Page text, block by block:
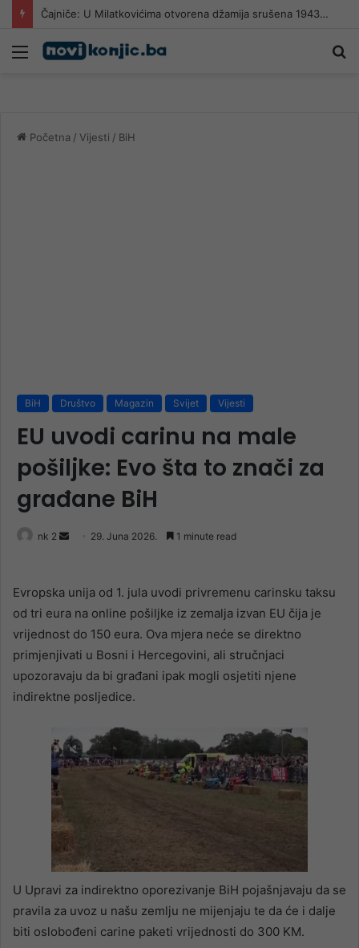
Čajniče: U Milatkovićima otvorena džamija srušena 1943. godine
Meni
Početna / Vijesti / BiH
BiH Društvo Magazin Svijet Vijesti
EU uvodi carinu na male
pošiljke: Evo šta to znači za
građane BiH
nk 2
Send 29. Juna 2026. 1 minute read
Evropska unija od 1. jula uvodi privremenu carinsku taksu
od tri eura na online pošiljke iz zemalja izvan EU čija je
vrijednost do 150 eura. Ova mjera neće se direktno
primjenjivati u Bosni i Hercegovini, ali stručnjaci
upozoravaju da bi građani ipak mogli osjetiti njene
indirektne posljedice.
U Upravi za indirektno oporezivanje BiH pojašnjavaju da se
pravila za uvoz u našu zemlju ne mijenjaju te da će i dalje
biti oslobođeni carine paketi vrijednosti do 300 KM.